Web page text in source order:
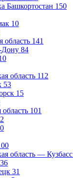
Башкортостан 150
10
область 141
Дону 84
область 112
53
15
101
область — Кузбасс
36
31